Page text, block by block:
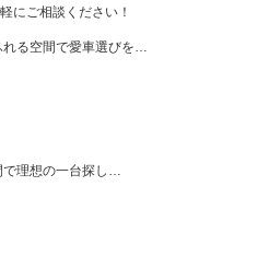
にご相談ください！
る空間で愛車選びを…
で理想の一台探し…